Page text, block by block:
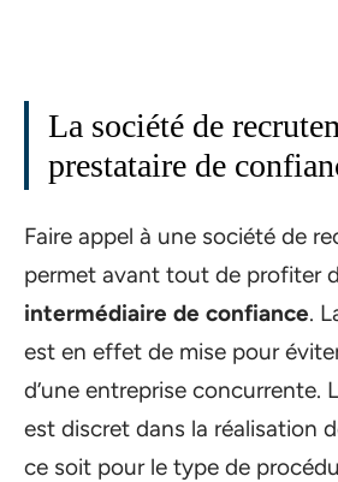
La société de
prestataire de
Faire appel à une société de
permet avant tout de profiter
intermédiaire de confiance.
est en effet de mise pour
d’une entreprise concurrente.
est discret dans la réalisation
ce soit pour le type de